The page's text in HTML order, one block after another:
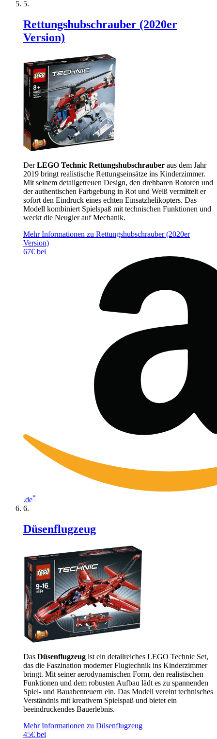
Rettungshubschrauber (2020er
Version)
DerLEGO Technic Rettungshubschrauber aus dem Jahr
2019 bringt realistische Rettungseinsätze ins Kinderzimmer.
Mit seinem detailgetreuen Design, den drehbaren Rotoren und
der authentischen Farbgebung in Rot und Weiß vermittelt er
sofort den Eindruck eines echten Einsatzhelikopters. Das
Modell kombiniert Spielspaß mit technischen Funktionen und
weckt die Neugier auf Mechanik.
Mehr Informationen zu Rettungshubschrauber (2020er
Version)
67€ bei
.de*
Düsenflugzeug
Das Düsenflugzeug ist ein detailreiches LEGO Technic Set,
das die Faszination moderner Flugtechnik ins Kinderzimmer
bringt. Mit seiner aerodynamischen Form, den realistischen
Funktionen und dem robusten Aufbau lädt es zu spannenden
Spiel- und Bauabenteuern ein. Das Modell vereint technisches
Verständnis mit kreativem Spielspaß und bietet ein
beeindruckendes Bauerlebnis.
Mehr Informationen zu Düsenflugzeug
45€ bei